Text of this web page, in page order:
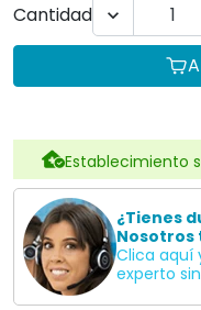
Cantidad

Establecimiento
¿Tienes
Nosotros
Clica aquí
experto